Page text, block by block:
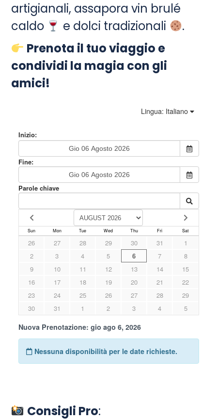
artigianali, assapora vin brulé
caldo
e dolci tradizionali
.
Prenota il tuo viaggio e
condividi la magia con gli
amici!
Consigli Pro: